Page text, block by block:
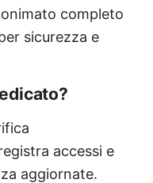
completo
sicurezza e
accessi e
aggiornate.